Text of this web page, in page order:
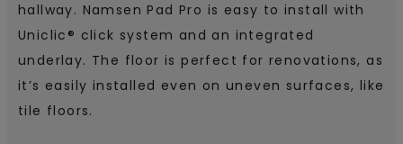
hallway. Namsen Pad Pro is easy to install with
Uniclic® click system and an integrated
underlay. The floor is perfect for renovations, as
it’s easily installed even on uneven surfaces, like
tile floors.